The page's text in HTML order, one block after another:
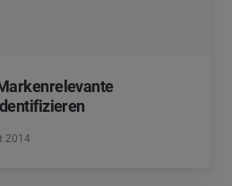
2014